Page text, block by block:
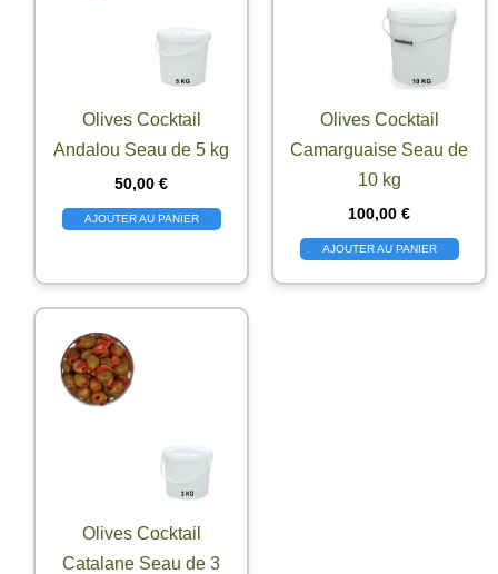
Olives Cocktail
Andalou Seau de 5 kg
50,00 €
AJOUTER AU PANIER
Olives Cocktail
Camarguaise Seau de
10 kg
100,00 €
AJOUTER AU PANIER
Olives Cocktail
Catalane Seau de 3